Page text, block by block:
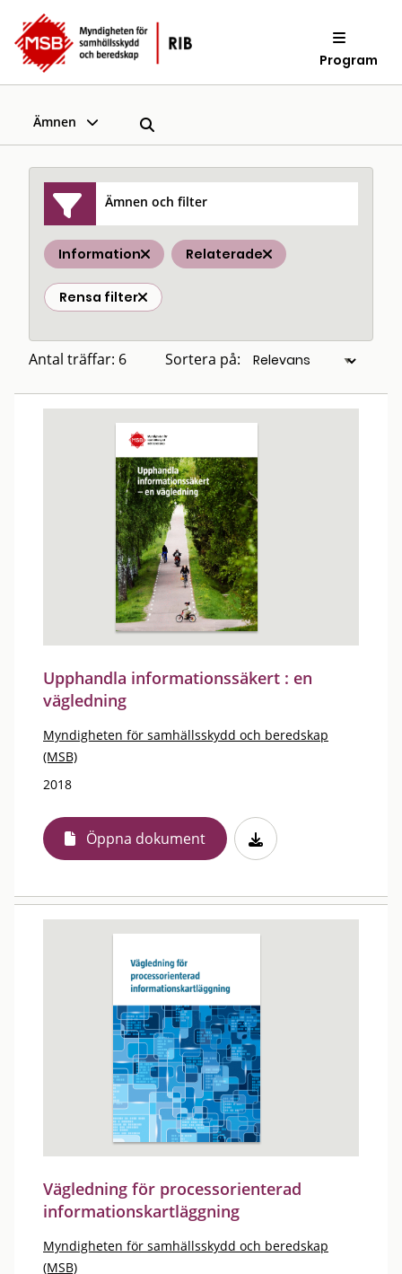
Program
Ämnen
Ämnen och filter
Information Relaterade
Rensa filter
Antal träffar: 6 Sortera på:
Upphandla informationssäkert : en
vägledning
Myndigheten för samhällsskydd och beredskap
(MSB)
2018
Öppna dokument
Vägledning för processorienterad
informationskartläggning
Myndigheten för samhällsskydd och beredskap
(MSB)